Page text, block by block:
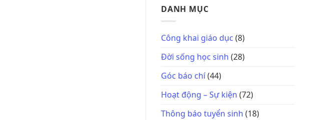
DANH MỤC
Công khai giáo dục (8)
Đời sống học sinh (28)
Góc báo chí(44)
Hoạt động – Sự kiện (72)
Thông báo tuyển sinh (18)